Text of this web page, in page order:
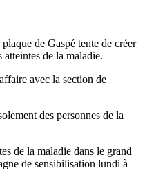
de Gaspé tente de créer
de la maladie.
avec la section de
des personnes de la
de la maladie dans le grand
de sensibilisation lundi à